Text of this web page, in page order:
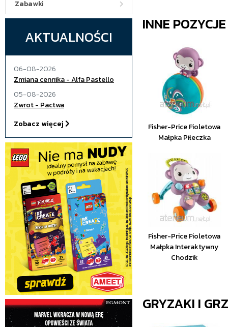
Zabawki
AKTUALNOŚCI
06-08-2026
Zmiana cennika - Alfa Pastello
05-08-2026
Zwrot - Pactwa
Zobacz więcej
INNE
Fisher-Price Fioletowa
Małpka Piłeczka
Fisher-Price Fioletowa
Małpka Interaktywny
Chodzik
GRYZAKI I